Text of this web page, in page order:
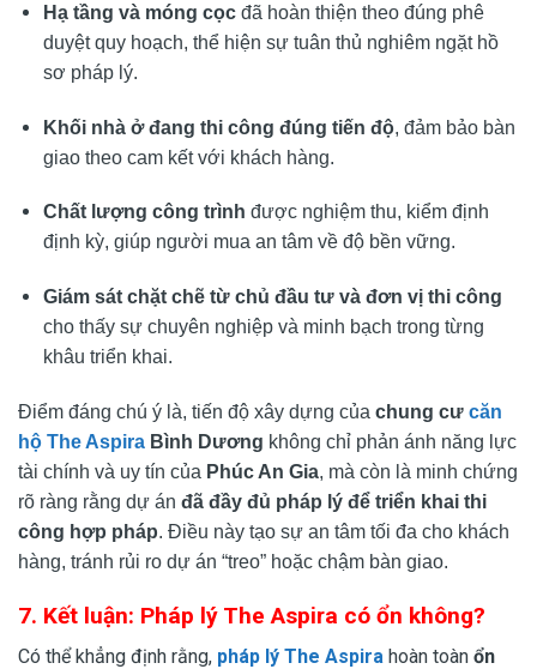
Hạ tầng và móng cọcđã hoàn thiện theo đúng phê
duyệt quy hoạch, thể hiện sự tuân thủ nghiêm ngặt hồ
sơ pháp lý.
Khối nhà ở đang thi công đúng tiến độ, đảm bảo bàn
giao theo cam kết với khách hàng.
Chất lượng công trình được nghiệm thu, kiểm định
định kỳ, giúp người mua an tâm về độ bền vững.
Giám sát chặt chẽ từ chủ đầu tư và đơn vị thi công
cho thấy sự chuyên nghiệp và minh bạch trong từng
khâu triển khai.
Điểm đáng chú ý là, tiến độ xây dựng của chung cư căn
hộ The Aspira Bình Dương không chỉ phản ánh năng lực
tài chính và uy tín của Phúc An Gia, mà còn là minh chứng
rõ ràng rằng dự án đã đầy đủ pháp lý để triển khai thi
công hợp pháp. Điều này tạo sự an tâm tối đa cho khách
hàng, tránh rủi ro dự án “treo” hoặc chậm bàn giao.
7. Kết luận: Pháp lý The Aspira có ổn không?
Có thể khẳng định rằng, pháp lý The Aspira hoàn toàn ổn